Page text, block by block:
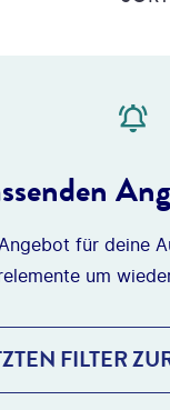
für deine
um
FILTER